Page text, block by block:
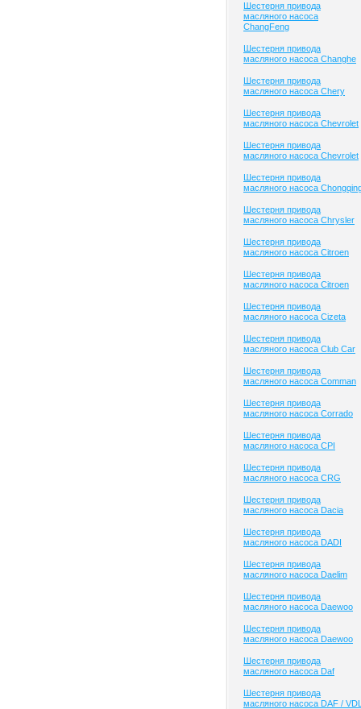
Шестерня привода
масляного насоса
ChangFeng
Шестерня привода
масляного насоса Changhe
Шестерня привода
масляного насоса Chery
Шестерня привода
масляного насоса Chevrolet
Шестерня привода
масляного насоса Chevrolet
Шестерня привода
масляного насоса
Шестерня привода
масляного насоса Chrysler
Шестерня привода
масляного насоса Citroen
Шестерня привода
масляного насоса Citroen
Шестерня привода
масляного насоса Cizeta
Шестерня привода
масляного насоса Club Сar
Шестерня привода
масляного насоса Comman
Шестерня привода
масляного насоса Corrado
Шестерня привода
масляного насоса CPI
Шестерня привода
масляного насоса CRG
Шестерня привода
масляного насоса Dacia
Шестерня привода
масляного насоса DADI
Шестерня привода
масляного насоса Daelim
Шестерня привода
масляного насоса Daewoo
Шестерня привода
масляного насоса Daewoo
Шестерня привода
масляного насоса Daf
Шестерня привода
масляного насоса DAF /